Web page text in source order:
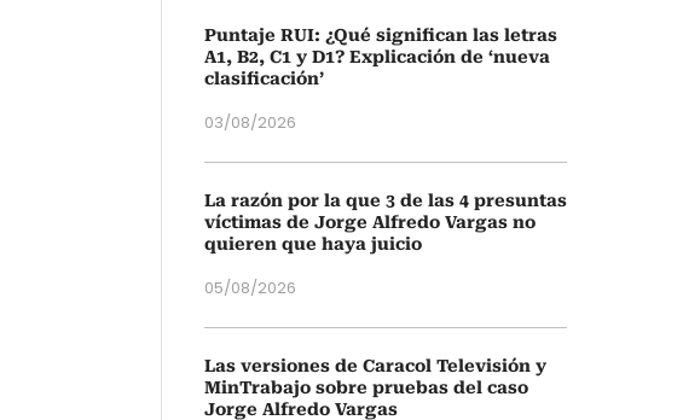
Puntaje RUI: ¿Qué significan las letras
A1, B2, C1 y D1? Explicación de ‘nueva
clasificación’
03/08/2026
La razón por la que 3 de las 4 presuntas
víctimas de Jorge Alfredo Vargas no
quieren que haya juicio
05/08/2026
Las versiones de Caracol Televisión y
MinTrabajo sobre pruebas del caso
Jorge Alfredo Vargas